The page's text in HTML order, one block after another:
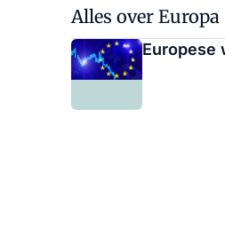
Alles over Europa
Europese